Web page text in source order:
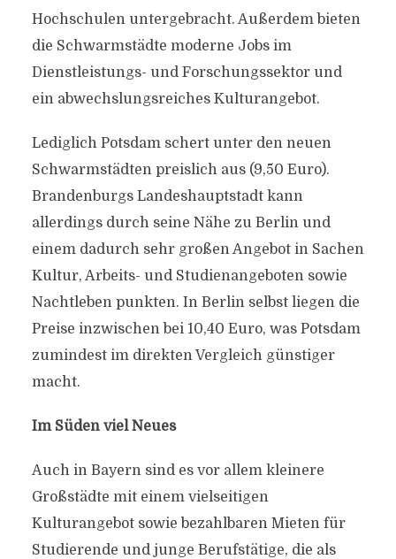
Hochschulen untergebracht. Außerdem bieten
die Schwarmstädte moderne Jobs im
Dienstleistungs- und Forschungssektor und
ein abwechslungsreiches Kulturangebot.
Lediglich Potsdam schert unter den neuen
Schwarmstädten preislich aus (9,50 Euro).
Brandenburgs Landeshauptstadt kann
allerdings durch seine Nähe zu Berlin und
einem dadurch sehr großen Angebot in Sachen
Kultur, Arbeits- und Studienangeboten sowie
Nachtleben punkten. In Berlin selbst liegen die
Preise inzwischen bei 10,40 Euro, was Potsdam
zumindest im direkten Vergleich günstiger
macht.
Im Süden viel Neues
Auch in Bayern sind es vor allem kleinere
Großstädte mit einem vielseitigen
Kulturangebot sowie bezahlbaren Mieten für
Studierende und junge Berufstätige, die als